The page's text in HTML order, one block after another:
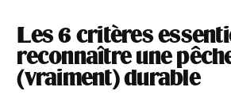
Les 6 critères
reconnaître une
(vraiment) durable